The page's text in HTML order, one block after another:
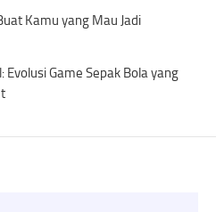
Kamu yang Mau Jadi
Evolusi Game Sepak Bola yang